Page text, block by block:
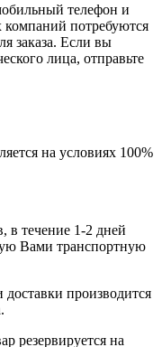
телефон и
компаний потребуются
заказа. Если вы
лица, отправьте
на условиях 100%
в течение 1-2 дней
Вами транспортную
производится
резервируется на